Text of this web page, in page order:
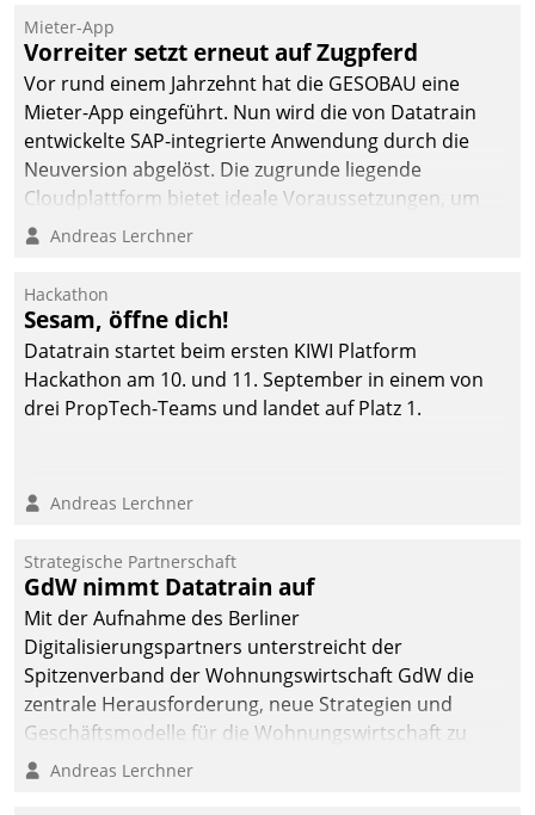
Mieter-App
Vorreiter setzt erneut auf Zugpferd
Vor rund einem Jahrzehnt hat die GESOBAU eine
Mieter-App eingeführt. Nun wird die von Datatrain
entwickelte SAP-integrierte Anwendung durch die
Neuversion abgelöst. Die zugrunde liegende
Cloudplattform bietet ideale Voraussetzungen, um
die Funktionalität der App zu erweitern und weitere
integrieren.
Andreas Lerchner
Hackathon
Sesam, öffne dich!
Datatrain startet beim ersten KIWI Platform
Hackathon am 10. und 11. September in einem von
drei PropTech-Teams und landet auf Platz 1.
Andreas Lerchner
Strategische Partnerschaft
GdW nimmt Datatrain auf
Mit der Aufnahme des Berliner
Digitalisierungspartners unterstreicht der
Spitzenverband der Wohnungswirtschaft GdW die
zentrale Herausforderung, neue Strategien und
Geschäftsmodelle für die Wohnungswirtschaft zu
entwickeln.
Andreas Lerchner